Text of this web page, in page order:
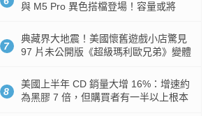
與 M5 Pro 異色搭檔登場！容量或將
7
典藏界大地震！美國懷舊遊戲小店驚見
97 片未公開版《超級瑪利歐兄弟》變體
8
美國上半年 CD 銷量大增 16%：增速約
為黑膠 7 倍，但購買者有一半以上根本